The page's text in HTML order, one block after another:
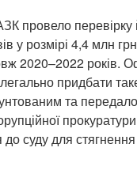
провело перевірку
у розмірі 4,4 млн
2020–2022 років.
придбати
та
суду для